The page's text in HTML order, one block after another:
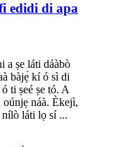
edidi di apa
a ṣe láti dáàbò
bàjẹ́ kí ó sì di
ti ṣeé ṣe tó. A
náà. Èkejì,
láti lọ sí ...